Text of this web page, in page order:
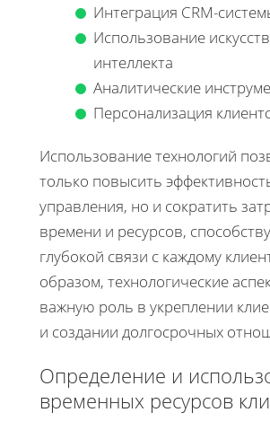
Интеграция CRM-
Использование
интеллекта
Аналитические
Персонализация
Использование технологий
только повысить
управления, но и сократить
времени и ресурсов,
глубокой связи с каждому
образом, технологические
важную роль в укреплении
и создании долгосрочных
Определение и
временных ресурсов